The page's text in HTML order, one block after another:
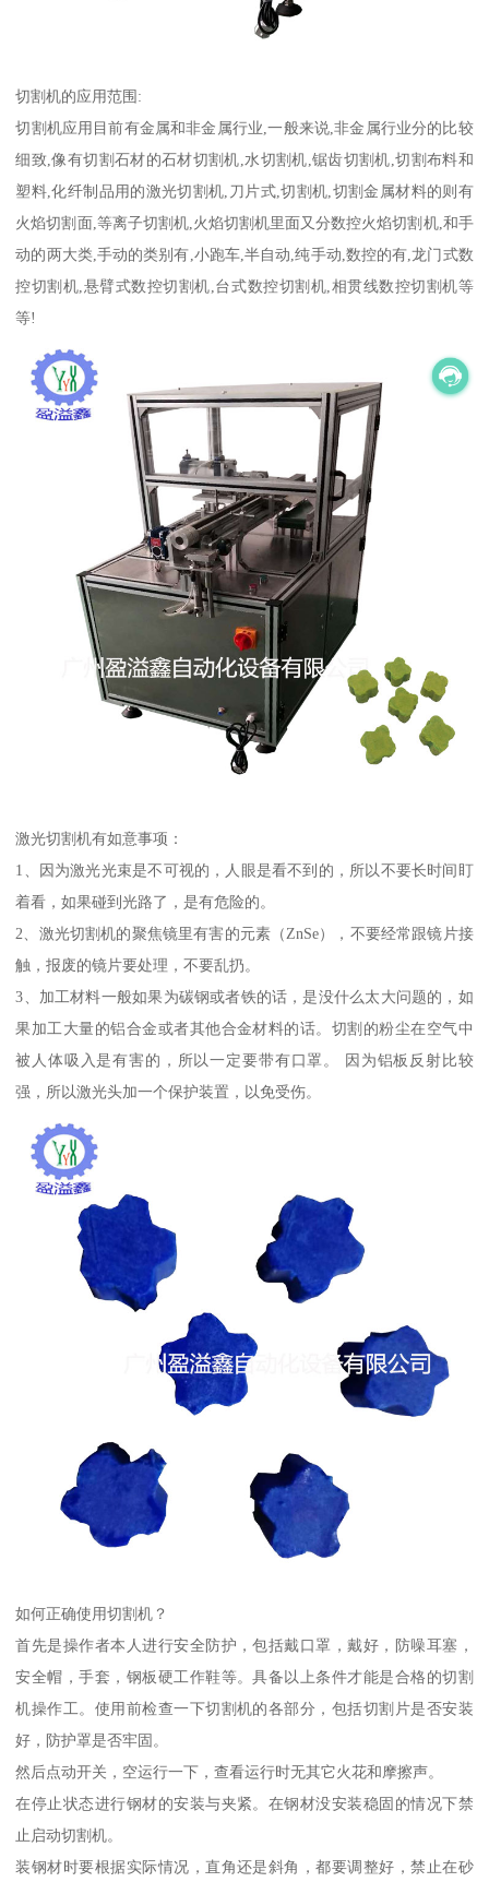
切割机的应用范围:
切割机应用目前有金属和非金属行业,一般来说,非金属行业分的比较
细致,像有切割石材的石材切割机,水切割机,锯齿切割机,切割布料和
塑料,化纤制品用的激光切割机,刀片式,切割机,切割金属材料的则有
火焰切割面,等离子切割机,火焰切割机里面又分数控火焰切割机,和手
动的两大类,手动的类别有,小跑车,半自动,纯手动,数控的有,龙门式数
控切割机,悬臂式数控切割机,台式数控切割机,相贯线数控切割机等
等!
激光切割机有如意事项：
1、因为激光光束是不可视的，人眼是看不到的，所以不要长时间盯
着看，如果碰到光路了，是有危险的。
2、激光切割机的聚焦镜里有害的元素（ZnSe），不要经常跟镜片接
触，报废的镜片要处理，不要乱扔。
3、加工材料一般如果为碳钢或者铁的话，是没什么太大问题的，如
果加工大量的铝合金或者其他合金材料的话。切割的粉尘在空气中
被人体吸入是有害的，所以一定要带有口罩。 因为铝板反射比较
强，所以激光头加一个保护装置，以免受伤。
如何正确使用切割机？
首先是操作者本人进行安全防护，包括戴口罩，戴好，防噪耳塞，
安全帽，手套，钢板硬工作鞋等。具备以上条件才能是合格的切割
机操作工。使用前检查一下切割机的各部分，包括切割片是否安装
好，防护罩是否牢固。
然后点动开关，空运行一下，查看运行时无其它火花和摩擦声。
在停止状态进行钢材的安装与夹紧。在钢材没安装稳固的情况下禁
止启动切割机。
装钢材时要根据实际情况，直角还是斜角，都要调整好，禁止在砂